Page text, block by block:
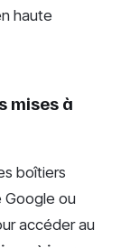
haute
mises à
boîtiers
Google ou
accéder au